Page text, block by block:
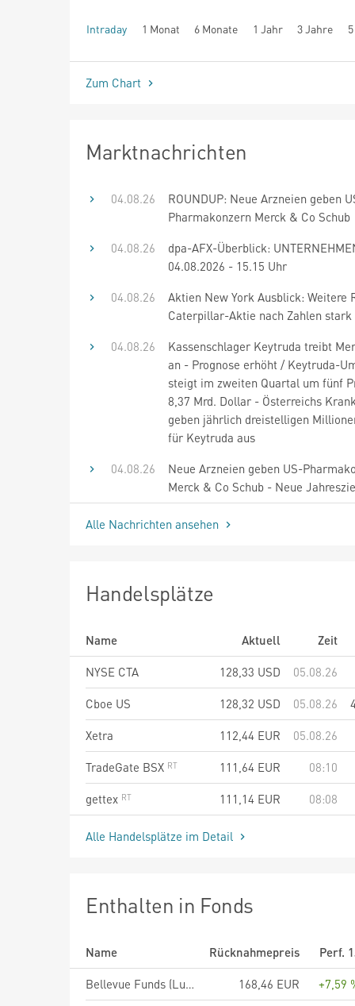
Intraday 1 Monat 6 Monate 1 Jahr 3 Jahre
seit Beginn
Zum Chart
Marktnachrichten
04.08.26
ROUNDUP: Neue Arzneien geben
Pharmakonzern Merck & Co Schub
04.08.26
dpa-AFX-Überblick:
04.08.2026 - 15.15 Uhr
04.08.26
Aktien New York Ausblick: Weitere
Caterpillar-Aktie nach Zahlen stark
04.08.26
Kassenschlager Keytruda treibt
an - Prognose erhöht / Keytruda-
steigt im zweiten Quartal um fünf
8,37 Mrd. Dollar - Österreichs
geben jährlich dreistelligen
für Keytruda aus
04.08.26
Neue Arzneien geben US-
Merck & Co Schub - Neue
Alle Nachrichten ansehen
Handelsplätze
Name Aktuell
Zeit
NYSE CTA
128,33 USD
05.08.26
Cboe US
128,32 USD 05.08.26
Xetra
112,44 EUR
05.08.26
TradeGate BSX
111,64 EUR
08:10
gettex
111,14 EUR 08:08
Alle Handelsplätze im Detail
Enthalten in Fonds
Name Rücknahmepreis
Perf.
Bellevue Funds (Lux) - Bellevue Sustainable Healthcare B EUR - Accumulating
168,46 EUR
+7,59